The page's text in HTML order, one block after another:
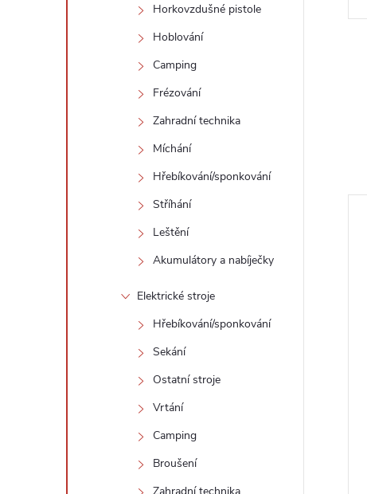
Horkovzdušné pistole
Hoblování
Camping
Frézování
Zahradní technika
Míchání
Hřebíkování/sponkování
Stříhání
Leštění
Akumulátory a nabíječky
Elektrické stroje
Hřebíkování/sponkování
Sekání
Ostatní stroje
Vrtání
Camping
Broušení